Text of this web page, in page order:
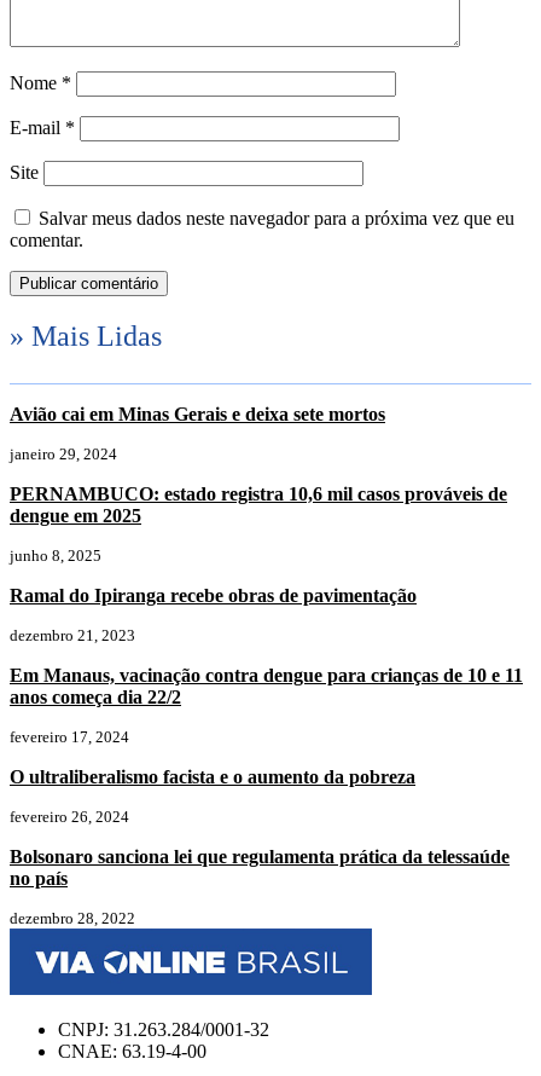
Nome *
E-mail *
Site
Salvar meus dados neste navegador para a próxima vez que eu
comentar.
» Mais Lidas
Avião cai em Minas Gerais e deixa sete mortos
janeiro 29, 2024
PERNAMBUCO: estado registra 10,6 mil casos prováveis de
dengue em 2025
junho 8, 2025
Ramal do Ipiranga recebe obras de pavimentação
dezembro 21, 2023
Em Manaus, vacinação contra dengue para crianças de 10 e 11
anos começa dia 22/2
fevereiro 17, 2024
O ultraliberalismo facista e o aumento da pobreza
fevereiro 26, 2024
Bolsonaro sanciona lei que regulamenta prática da telessaúde
no país
dezembro 28, 2022
CNPJ: 31.263.284/0001-32
CNAE: 63.19-4-00